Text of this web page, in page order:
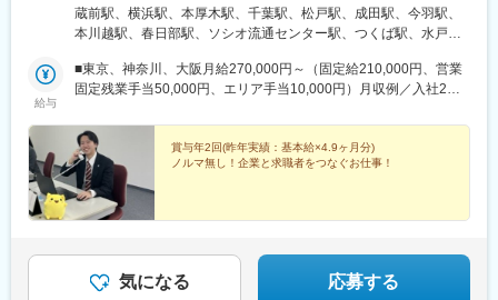
・リモートワーク制度：自宅または会社の指定する就業場所な
ど、働く場所を任意で選択することができます。
■ポジションの魅力：
◎社会的インパクトの大きいデータに関われる
万規模のユーザーデータを扱い、社会に影響を与える意思決定を
支援できます。
◎大規模なデータ処理を経験できる
数億レコード規模のデータを扱い、サービス本体、営業、マー
するスケーラブルな基盤を構築する経験ができます。
変更の範囲：無
都宮支店【東北】・仙台支店・盛岡営業所・郡山営業所・山形営
業所【甲信越・北陸】・長野営業所・金沢支店【近畿】・大阪営
ます
蔵前駅、横浜駅、本厚木駅、千葉駅、松戸駅、成田駅、今羽駅、
本川越駅、春日部駅、ソシオ流通センター駅、つくば駅、水戸
長野駅、四ツ橋駅、田原町駅(東京都)、新千葉駅、北仙台駅、西大
橋駅、浅草駅、心斎橋駅
給与
■東京、神奈川、大阪月給270,000円～（固定給210,000円、営業
固定残業手当50,000円、エリア手当10,000円）月収例／入社2年
エリア手当10,000円、住宅手当15,000円、報奨金8,000円＝
301,000円年収：約440万円■埼玉、千葉月給258,000円～（固定
給208,000円、営業固定残業手当50,000円）月収例／入社2年目、
一人暮らし固定給215,000円、営業固定残業手当50,000円、住宅
手当15,000円、報奨金8,000円＝288,000円年収：約425万円■上
円、営業固定残業手当50,000円、住宅手当15,000円、報奨金
8,000円＝275,000円年収：約410万円※営業固定残業手当／1ヶ月
賞与年2回(昨年実績：基本給×4.9ヶ月分)
ノルマ無し！企業と求職者をつなぐお仕事！
気になる 応募する